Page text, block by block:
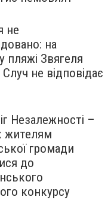
не
на
пляжі Звягеля
не відповідає
Незалежності –
жителям
громади
до
конкурсу